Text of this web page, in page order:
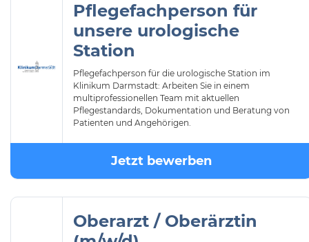
Pflegefachperson für
unsere urologische
Station
Pflegefachperson für die urologische Station im
Klinikum Darmstadt: Arbeiten Sie in einem
multiprofessionellen Team mit aktuellen
Pflegestandards, Dokumentation und Beratung von
Patienten und Angehörigen.
Jetzt bewerben
Oberarzt / Oberärztin